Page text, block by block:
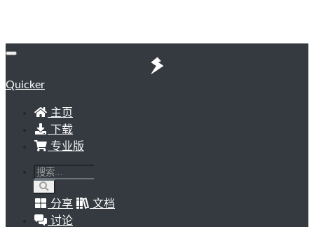
Quicker
主页
下载
专业版
分享
文档
讨论